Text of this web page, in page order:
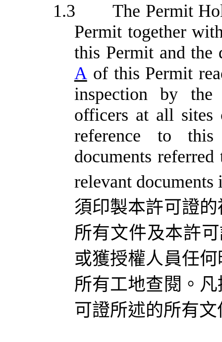
1.3
The Permit
Permit together
this Permit and
A of this Permit
inspection by
officers at all sites
reference to
documents
relevant documents
須印製本許可證
所有文件及本許
或獲授權人員任
所有工地查閱。
可證所述的所有文